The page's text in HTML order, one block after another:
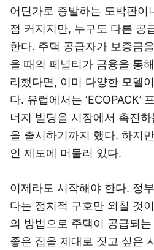
어딘가로 증발하는 도박판이
점 커지지만, 누구도 다른 공
한다. 주택 공급자가 보증금
을 때의 페널티가 금융을 통
리했다면, 이미 다양한 모델
다. 유럽에서는 ‘ECOPACK’
너지 빌딩을 시장에서 촉진
을 출시하기까지 했다. 하지
인 제도에 머물러 있다.
이제라도 시작해야 한다. 정
다는 정치적 구호만 외칠 것
의 방법으로 주택이 공급되
좋은 집을 제대로 짓고 싶은